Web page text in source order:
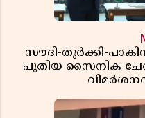
സൗദി-തുർക്കി-
പുതിയ സൈനിക